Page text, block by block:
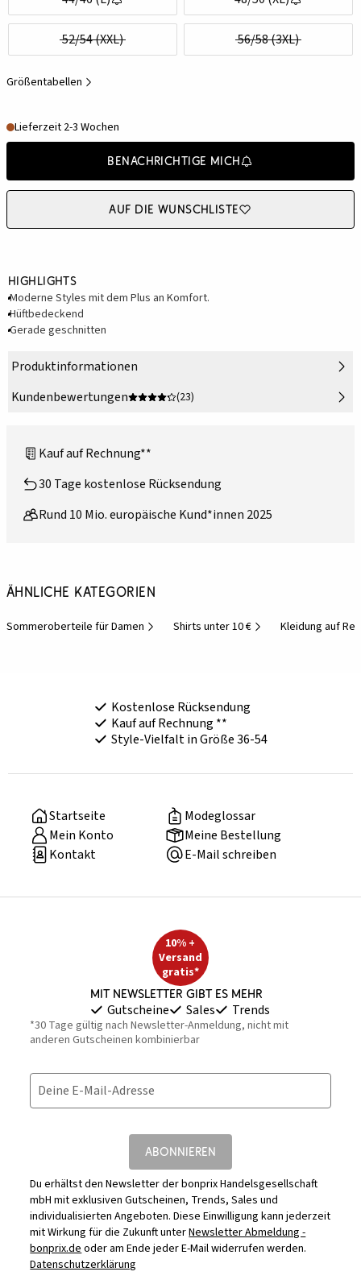
52/54 (XXL) 56/58 (3XL)
Größentabellen
Lieferzeit 2-3 Wochen
Benachrichtige mich
Auf die Wunschliste
Highlights
Moderne Styles mit dem Plus an Komfort.
Hüftbedeckend
Gerade geschnitten
Produktinformationen
Kundenbewertungen
(23)
Kauf auf Rechnung**
30 Tage kostenlose Rücksendung
Rund 10 Mio. europäische Kund*innen 2025
Ähnliche Kategorien
Sommeroberteile für Damen Shirts unter 10 € Kleidung auf
Kostenlose Rücksendung
Kauf auf Rechnung **
Style-Vielfalt in Größe 36-54
Startseite
Modeglossar
Mein Konto
Meine Bestellung
Kontakt
E-Mail schreiben
10% +
Versand
gratis*
Mit Newsletter gibt es mehr
Gutscheine Sales Trends
*30 Tage gültig nach Newsletter-Anmeldung, nicht mit
anderen Gutscheinen kombinierbar
Deine E-Mail-Adresse
ABONNIEREN
Du erhältst den Newsletter der bonprix Handelsgesellschaft
mbH mit exklusiven Gutscheinen, Trends, Sales und
individualisierten Angeboten. Diese Einwilligung kann jederzeit
mit Wirkung für die Zukunft unterNewsletter Abmeldung -
bonprix.deoder am Ende jeder E-Mail widerrufen werden.
Datenschutzerklärung